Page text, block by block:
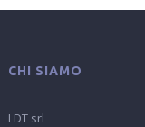
CHI SIAMO
LDT srl